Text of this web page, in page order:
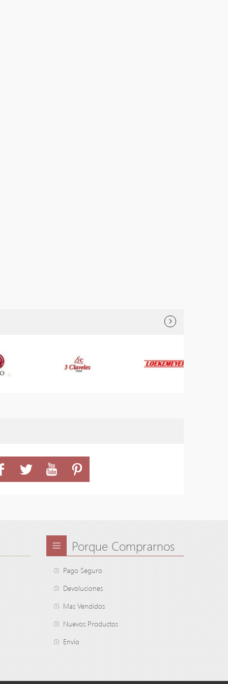
Porque Comprarnos
Pago Seguro
Devoluciones
Mas Vendidos
Nuevos Productos
Envío